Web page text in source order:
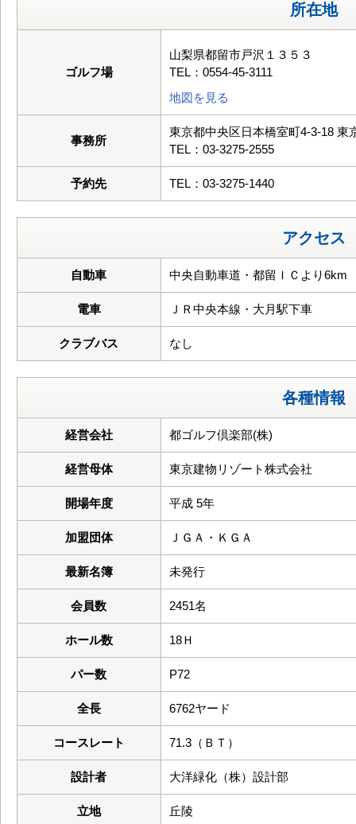
所在地
ゴルフ場
山梨県都留市戸沢１３５３
TEL：0554-45-3111
地図を見る
事務所
東京都中央区日本橋室町4-3-18 東
TEL：03-3275-2555
予約先 TEL：03-3275-1440
アクセス
自動車 中央自動車道・都留ＩＣより6km
電車 ＪＲ中央本線・大月駅下車
クラブバス なし
各種情報
経営会社 都ゴルフ倶楽部(株)
経営母体 東京建物リゾート株式会社
開場年度 平成 5年
加盟団体 ＪＧＡ・ＫＧＡ
最新名簿 未発行
会員数 2451名
ホール数 18Ｈ
パー数 P72
全長 6762ヤード
コースレート 71.3（ＢＴ）
設計者 大洋緑化（株）設計部
立地 丘陵